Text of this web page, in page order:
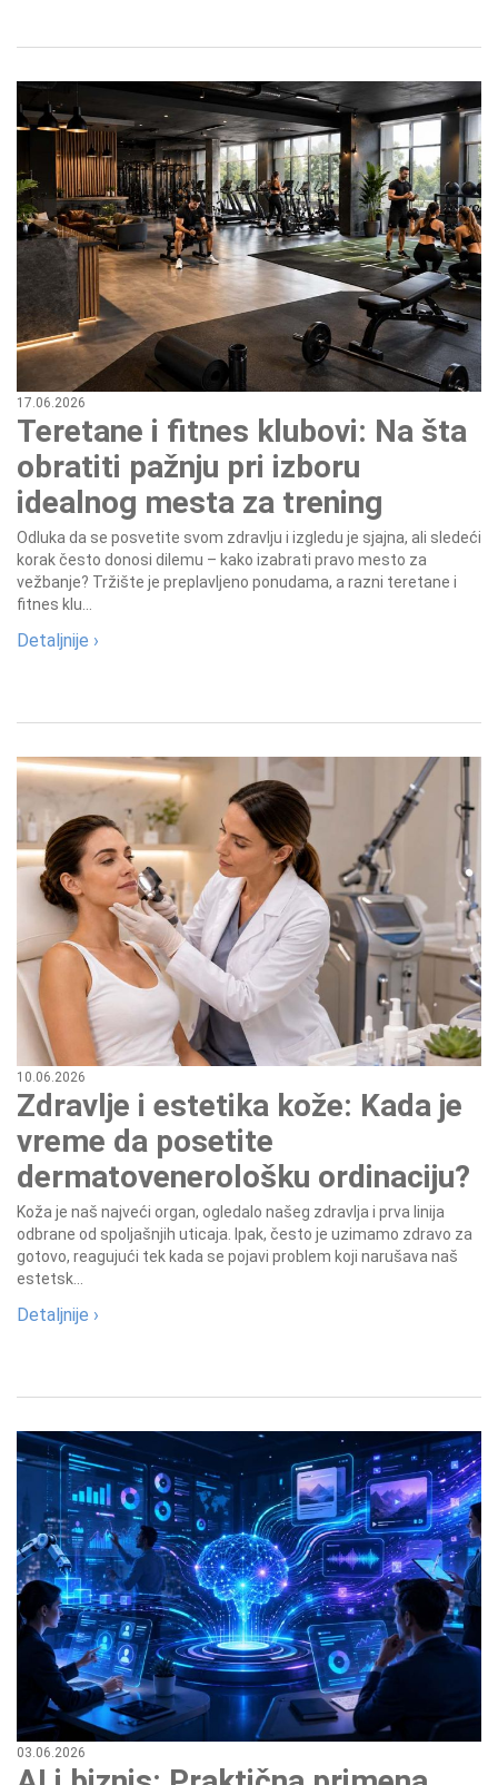
17.06.2026
Teretane i fitnes klubovi: Na šta
obratiti pažnju pri izboru
idealnog mesta za trening
Odluka da se posvetite svom zdravlju i izgledu je sjajna, ali sledeći
korak često donosi dilemu – kako izabrati pravo mesto za
vežbanje? Tržište je preplavljeno ponudama, a razni teretane i
fitnes klu...
Detaljnije ›
10.06.2026
Zdravlje i estetika kože: Kada je
vreme da posetite
dermatovenerološku ordinaciju?
Koža je naš najveći organ, ogledalo našeg zdravlja i prva linija
odbrane od spoljašnjih uticaja. Ipak, često je uzimamo zdravo za
gotovo, reagujući tek kada se pojavi problem koji narušava naš
estetsk...
Detaljnije ›
03.06.2026